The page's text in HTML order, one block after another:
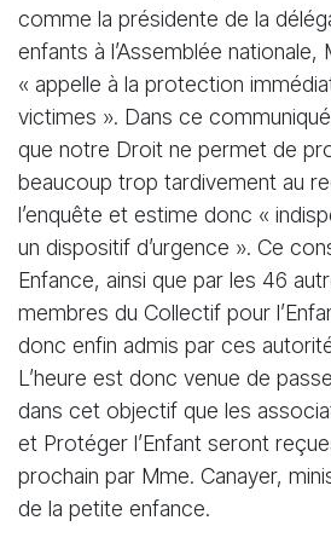
comme la présidente de la
enfants à l’Assemblée nationale,
« appelle à la protection
victimes ». Dans ce
que notre Droit ne permet de
beaucoup trop tardivement au
l’enquête et estime donc «
un dispositif d’urgence ». Ce
Enfance, ainsi que par les 46
membres du Collectif pour
donc enfin admis par ces
L’heure est donc venue de
dans cet objectif que les
et Protéger l’Enfant seront
prochain par Mme. Canayer,
de la petite enfance.